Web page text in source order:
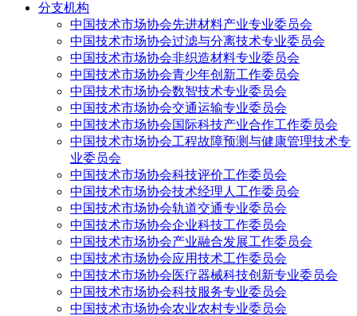
分支机构
中国技术市场协会先进材料产业专业委员会
中国技术市场协会过滤与分离技术专业委员会
中国技术市场协会非织造材料专业委员会
中国技术市场协会青少年创新工作委员会
中国技术市场协会数智技术专业委员会
中国技术市场协会交通运输专业委员会
中国技术市场协会国际科技产业合作工作委员会
中国技术市场协会工程故障预测与健康管理技术专
业委员会
中国技术市场协会科技评价工作委员会
中国技术市场协会技术经理人工作委员会
中国技术市场协会轨道交通专业委员会
中国技术市场协会企业科技工作委员会
中国技术市场协会产业融合发展工作委员会
中国技术市场协会应用技术工作委员会
中国技术市场协会医疗器械科技创新专业委员会
中国技术市场协会科技服务专业委员会
中国技术市场协会农业农村专业委员会